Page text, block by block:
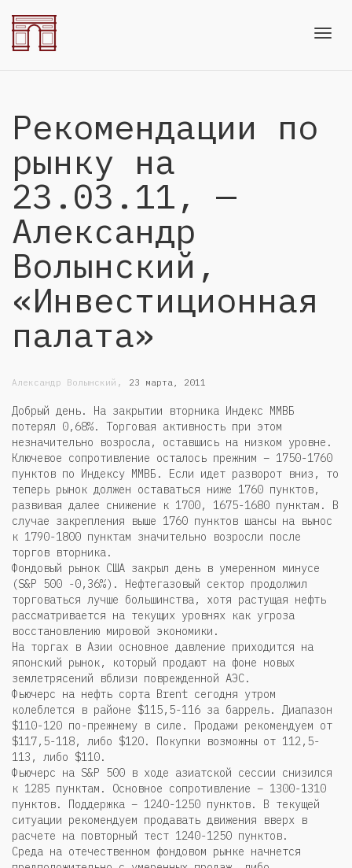
Рекомендации по
рынку на
23.03.11, —
Александр
Волынский,
«Инвестиционная
палата»
Александр Волынский , 23 марта, 2011
Добрый день. На закрытии вторника Индекс ММВБ
потерял 0,68%. Торговая активность при этом
незначительно возросла, оставшись на низком уровне.
Ключевое сопротивление осталось прежним – 1750-1760
пунктов по Индексу ММВБ. Если идет разворот вниз, то
теперь рынок должен оставаться ниже 1760 пунктов,
развивая далее снижение к 1700, 1675-1680 пунктам. В
случае закрепления выше 1760 пунктов шансы на вынос
к 1790-1800 пунктам значительно возросли после
торгов вторника.
Фондовый рынок США закрыл день в умеренном минусе
(S&P 500 -0,36%). Нефтегазовый сектор продолжил
торговаться лучше большинства, хотя растущая нефть
рассматривается на текущих уровнях как угроза
восстановлению мировой экономики.
На торгах в Азии основное давление приходится на
японский рынок, который продают на фоне новых
землетрясений вблизи поврежденной АЭС.
Фьючерс на нефть сорта Brent сегодня утром
колеблется в районе $115,5-116 за баррель. Диапазон
$110-120 по-прежнему в силе. Продажи рекомендуем от
$117,5-118, либо $120. Покупки возможны от 112,5-
113, либо $110.
Фьючерс на S&P 500 в ходе азиатской сессии снизился
к 1285 пунктам. Основное сопротивление – 1300-1310
пунктов. Поддержка – 1240-1250 пунктов. В текущей
ситуации рекомендуем продавать движения вверх в
расчете на повторный тест 1240-1250 пунктов.
Среда на отечественном фондовом рынке начнется